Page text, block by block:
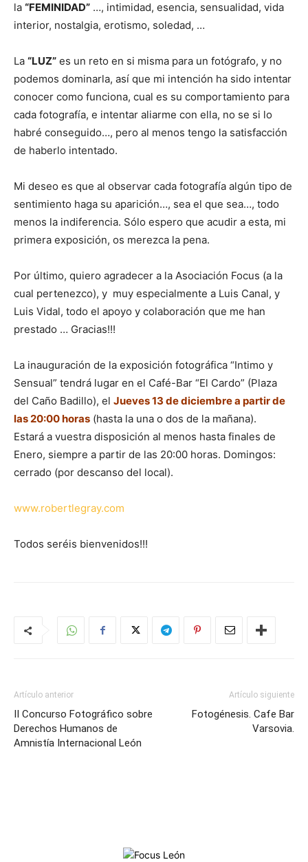
la “FEMINIDAD” …, intimidad, esencia, sensualidad, vida
interior, nostalgia, erotismo, soledad, …
La “LUZ” es un reto en si misma para un fotógrafo, y no
podemos dominarla, así que mi intención ha sido intentar
conocer como funciona, cual es su comportamiento para
cada fotografía, e intentar aliarme con ella, no se si lo
habré conseguido…, pero al menos tengo la satisfacción
de haberlo intentado.
Mi deseo es que al observar cada fotografía algún tipo de
sentimiento haga su aparición…, sea el que sea…, todo
menos la indiferencia. Sólo espero que acudir a esta, mi
primera exposición, os merezca la pena.
Por último, quiero agradecer a la Asociación Focus (a la
cual pertenezco), y muy especialmente a Luis Canal, y
Luis Vidal, todo el apoyo y colaboración que me han
prestado … Gracias!!!
La inauguración de la exposición fotográfica “Intimo y
Sensual” tendrá lugar en el Café-Bar “El Cardo” (Plaza
del Caño Badillo), el Jueves 13 de diciembre a partir de
las 20:00horas (hasta la una o dos de la mañana).
Estará a vuestra disposición al menos hasta finales de
Enero, siempre a partir de las 20:00 horas. Domingos:
cerrado (por descanso del local).
www.robertlegray.com
Todos seréis bienvenidos!!!
Artículo anterior
II Concurso Fotográfico sobre
Derechos Humanos de
Amnistía Internacional León
Artículo siguiente
Fotogénesis. Cafe Bar
Varsovia.